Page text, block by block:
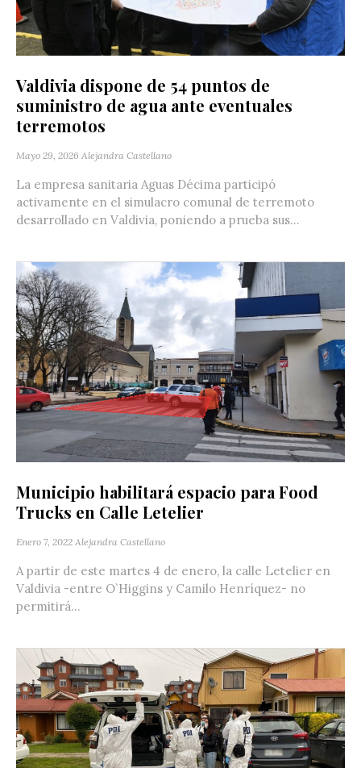
Valdivia dispone de 54 puntos de
suministro de agua ante eventuales
terremotos
Mayo 29, 2026 Alejandra Castellano
La empresa sanitaria Aguas Décima participó
activamente en el simulacro comunal de terremoto
desarrollado en Valdivia, poniendo a prueba sus...
Municipio habilitará espacio para Food
Trucks en Calle Letelier
Enero 7, 2022 Alejandra Castellano
A partir de este martes 4 de enero, la calle Letelier en
Valdivia -entre O`Higgins y Camilo Henríquez- no
permitirá...